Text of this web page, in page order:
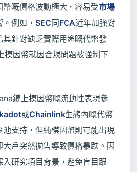
嘅價格波動極大，容易受市場
。例如， SEC同FCA近年加強對
其針對缺乏實際用途嘅代幣發
模因幣就因合規問題被強制下
鏈上模因幣嘅流動性表現參
或Chainlink生態內嘅代幣
池支持，但純模因幣則可能出現
大戶突然拋售導致價格暴跌。因
入研究項目背景，避免盲目跟